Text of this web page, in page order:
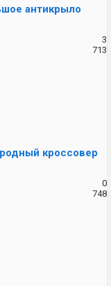
антикрыло
3
713
кроссовер
0
748